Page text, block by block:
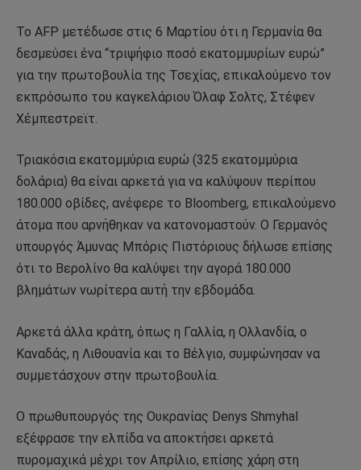
Το AFP μετέδωσε στις 6 Μαρτίου ότι η Γερμανία θα
δεσμεύσει ένα “τριψήφιο ποσό εκατομμυρίων ευρώ”
για την πρωτοβουλία της Τσεχίας, επικαλούμενο τον
εκπρόσωπο του καγκελάριου Όλαφ Σολτς, Στέφεν
Χέμπεστρεϊτ.
Τριακόσια εκατομμύρια ευρώ (325 εκατομμύρια
δολάρια) θα είναι αρκετά για να καλύψουν περίπου
180.000 οβίδες, ανέφερε το Bloomberg, επικαλούμενο
άτομα που αρνήθηκαν να κατονομαστούν. Ο Γερμανός
υπουργός Άμυνας Μπόρις Πιστόριους δήλωσε επίσης
ότι το Βερολίνο θα καλύψει την αγορά 180.000
βλημάτων νωρίτερα αυτή την εβδομάδα.
Αρκετά άλλα κράτη, όπως η Γαλλία, η Ολλανδία, ο
Καναδάς, η Λιθουανία και το Βέλγιο, συμφώνησαν να
συμμετάσχουν στην πρωτοβουλία.
Ο πρωθυπουργός της Ουκρανίας Denys Shmyhal
εξέφρασε την ελπίδα να αποκτήσει αρκετά
πυρομαχικά μέχρι τον Απρίλιο, επίσης χάρη στη